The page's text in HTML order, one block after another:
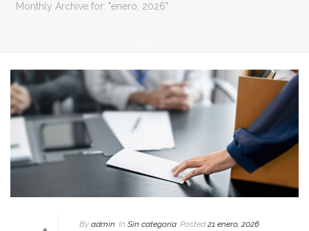
Monthly Archive for: "enero, 2026"
By admin In Sin categoría Posted 21 enero, 2026